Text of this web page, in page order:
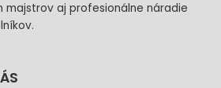
majstrov aj profesionálne náradie